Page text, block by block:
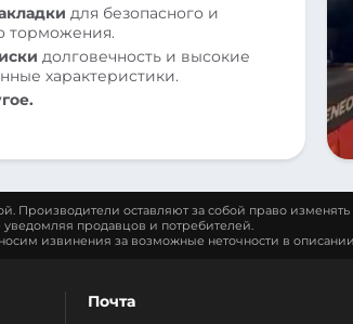
для безопасного и
торможения.
долговечность и высокие
характеристики.
оставляют за собой право
продавцов и потребителей.
извинения за возможные неточности в
Почта